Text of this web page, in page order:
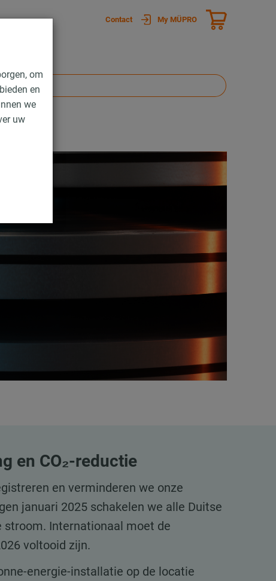
om
en
we
uw
Contact My MÜPRO
en CO₂-reductie
en verminderen we onze
januari 2025 schakelen we alle Duitse
stroom. Internationaal moet de
voltooid zijn.
energie-installatie op de locatie